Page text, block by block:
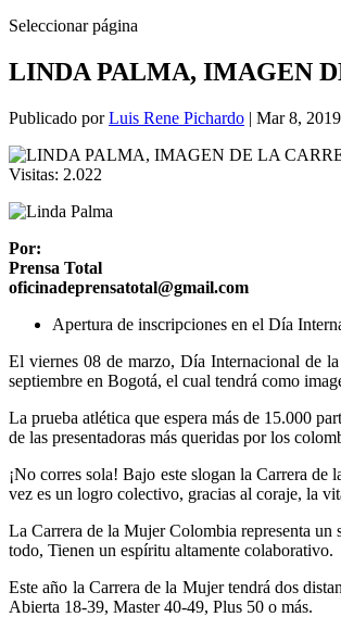
Seleccionar página
LINDA PALMA, IMAGEN
Publicado porLuis Rene Pichardo | Mar 8, 2019
Visitas: 2.022
Por:
Prensa Total
oficinadeprensatotal@gmail.com
Apertura de inscripciones en el Día
El viernes 08 de marzo, Día Internacional de
septiembre en Bogotá, el cual tendrá como
La prueba atlética que espera más de 15.000
de las presentadoras más queridas por los
¡No corres sola! Bajo este slogan la Carrera
vez es un logro colectivo, gracias al coraje, la
La Carrera de la Mujer Colombia representa un
todo, Tienen un espíritu altamente colaborativo.
Este año la Carrera de la Mujer tendrá dos
Abierta 18-39, Master 40-49, Plus 50 o más.